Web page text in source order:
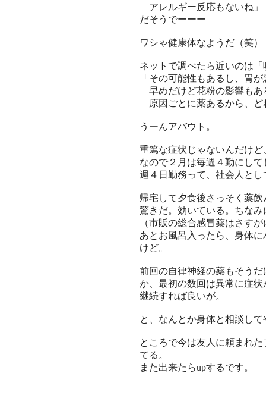
アレルギー反応もないね」
だそうでーーー
ワシゃ健康体なようだ（笑）
ネットで調べたら近いのは
「その可能性もあるし、胃
早めだけど花粉の影響もあ
原因ごとに薬あるから、ど
うーんアバウト。
重篤な症状じゃないんだけ
なので２月は毎週４勤にし
週４日勤務って、社会人と
帰宅して夕食後さっそく薬
驚きだ。効いている。ちな
（市販の総合感冒薬はさす
あとお風呂入ったら、身体
けど。
前回の自律神経の薬もそう
か、最初の数回は異常に症
継続すれば良いが。
と、なんとか身体と相談し
ところで今は友人に頼まれ
てる。
また出来たらupするです。